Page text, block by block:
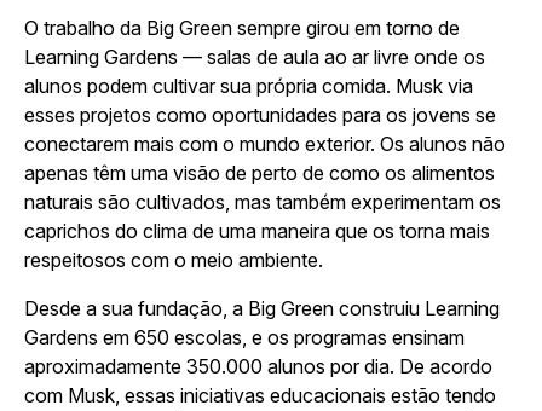
O trabalho da Big Green sempre girou em torno de
Learning Gardens — salas de aula ao ar livre onde os
alunos podem cultivar sua própria comida. Musk via
esses projetos como oportunidades para os jovens se
conectarem mais com o mundo exterior. Os alunos não
apenas têm uma visão de perto de como os alimentos
naturais são cultivados, mas também experimentam os
caprichos do clima de uma maneira que os torna mais
respeitosos com o meio ambiente.
Desde a sua fundação, a Big Green construiu Learning
Gardens em 650 escolas, e os programas ensinam
aproximadamente 350.000 alunos por dia. De acordo
com Musk, essas iniciativas educacionais estão tendo